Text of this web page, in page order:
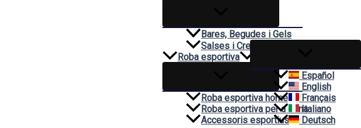
Bares, Begudes i Gels
Salses i Cremes
Roba esportiva
Roba esportiva home
Roba esportiva per a dona
Accessoris esportius
Español
English
Français
Italiano
Deutsch